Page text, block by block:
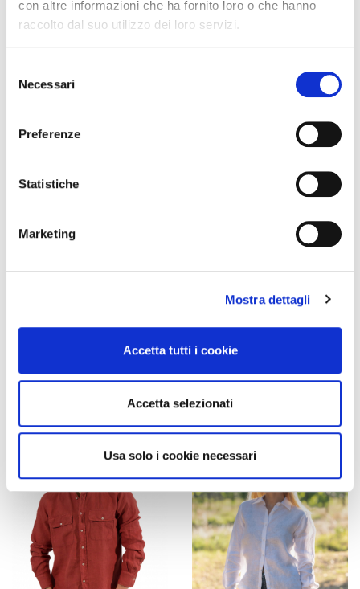
con altre informazioni che ha fornito loro o che hanno
raccolto dal suo utilizzo dei loro servizi.
delNecessari
Preferenze
Statistiche
Marketing
Mostra dettagli
Accetta tutti i cookie
Accetta selezionati
Usa solo i cookie necessari
Ultimi prodotti